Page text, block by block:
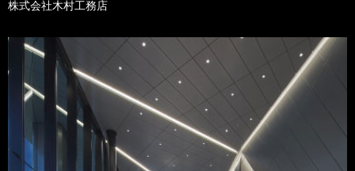
株式会社木村工務店